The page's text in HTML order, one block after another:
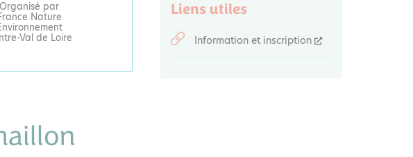
Organisé par
Nature
Val de Loire
Liens utiles
Information et inscription